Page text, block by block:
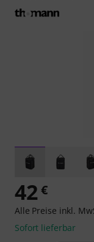
42 €
Alle Preise inkl.
Sofort lieferbar